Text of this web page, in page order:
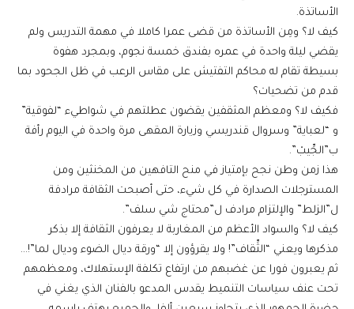
الأساتذة.
كيف لا؟ ومِن الأساتذة من قضى عمرا كاملا في مهمة التدريس ولم
يقضي ليلة واحدة في عمره بفندق خمسة نجوم، وبمجرد هفوة
بسيطة تقام له محاكم التفتيش على مقاس الرعب في ظل الجحود بما
قدم من تضحيات؟
فكيف لا؟ ومعظم المثقفين يقضون عطلتهم في شواطيء “لفوقية”
و “لعباية” وسروال قندريسي وزيارة المقهى مرة واحدة في اليوم رأفة
ب”الجِّيبْ”.
هذا زمن وطن نجح بإمتياز في منح التافهين من المخنثين ومن
المسترجلات الصدارة في كل شيء، حتى أصبحت الثقافة مرادفة
ل”الزلط” والإلتزام مرادف ل”محتاج شي سلف”.
كيف لا؟ والسواد الأعظم من المغاربة لا يعرفون الثقافة إلا بذكر
مذكرها ويعني “الثِّقاف”! ولا يقرؤون إلا “ورقة ديال الضوء وديال لما”!…
ثم يعبرون فورا عن غضبهم من ارتفاع تكلفة الإستهلاك، ومعظمهم
تحت عنف سياسات التنميط يقدس المدعو بالفنان الذي يغني في